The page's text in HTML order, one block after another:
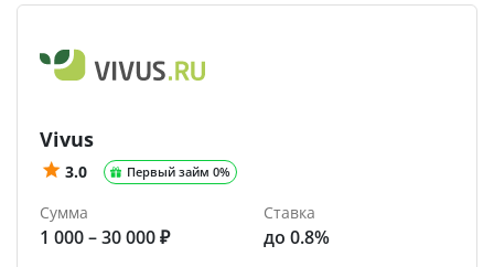
Vivus
3.0 Первый займ 0%
Сумма
1 000 – 30 000 ₽
Ставка
до 0.8%